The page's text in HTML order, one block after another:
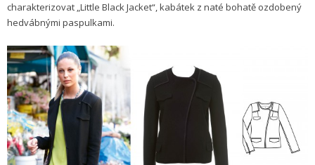
charakterizovat „Little Black Jacket“, kabátek z naté bohatě ozdobený
hedvábnými paspulkami.